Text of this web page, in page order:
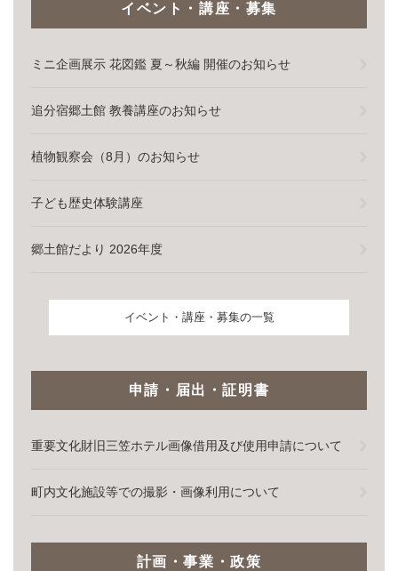
イベント・講座・募集
ミニ企画展示 花図鑑 夏～秋編 開催のお知らせ
追分宿郷土館 教養講座のお知らせ
植物観察会（8月）のお知らせ
子ども歴史体験講座
郷土館だより 2026年度
イベント・講座・募集の一覧
申請・届出・証明書
重要文化財旧三笠ホテル画像借用及び使用申請について
町内文化施設等での撮影・画像利用について
計画・事業・政策